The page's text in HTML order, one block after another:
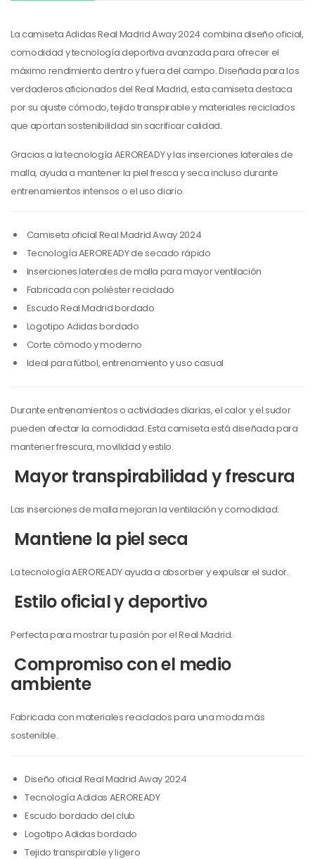
La camiseta Adidas Real Madrid Away 2024 combina diseño oficial,
comodidad y tecnología deportiva avanzada para ofrecer el
máximo rendimiento dentro y fuera del campo. Diseñada para los
verdaderos aficionados del Real Madrid, esta camiseta destaca
por su ajuste cómodo, tejido transpirable y materiales reciclados
que aportan sostenibilidad sin sacrificar calidad.
Gracias a la tecnología AEROREADY y las inserciones laterales de
malla, ayuda a mantener la piel fresca y seca incluso durante
entrenamientos intensos o el uso diario.
Camiseta oficial Real Madrid Away 2024
Tecnología AEROREADY de secado rápido
Inserciones laterales de malla para mayor ventilación
Fabricada con poliéster reciclado
Escudo Real Madrid bordado
Logotipo Adidas bordado
Corte cómodo y moderno
Ideal para fútbol, entrenamiento y uso casual
Durante entrenamientos o actividades diarias, el calor y el sudor
pueden afectar la comodidad. Esta camiseta está diseñada para
mantener frescura, movilidad y estilo.
Mayor transpirabilidad y frescura
Las inserciones de malla mejoran la ventilación y comodidad.
Mantiene la piel seca
La tecnología AEROREADY ayuda a absorber y expulsar el sudor.
Estilo oficial y deportivo
Perfecta para mostrar tu pasión por el Real Madrid.
Compromiso con el medio
ambiente
Fabricada con materiales reciclados para una moda más
sostenible.
Diseño oficial Real Madrid Away 2024
Tecnología Adidas AEROREADY
Escudo bordado del club
Logotipo Adidas bordado
Tejido transpirable y ligero